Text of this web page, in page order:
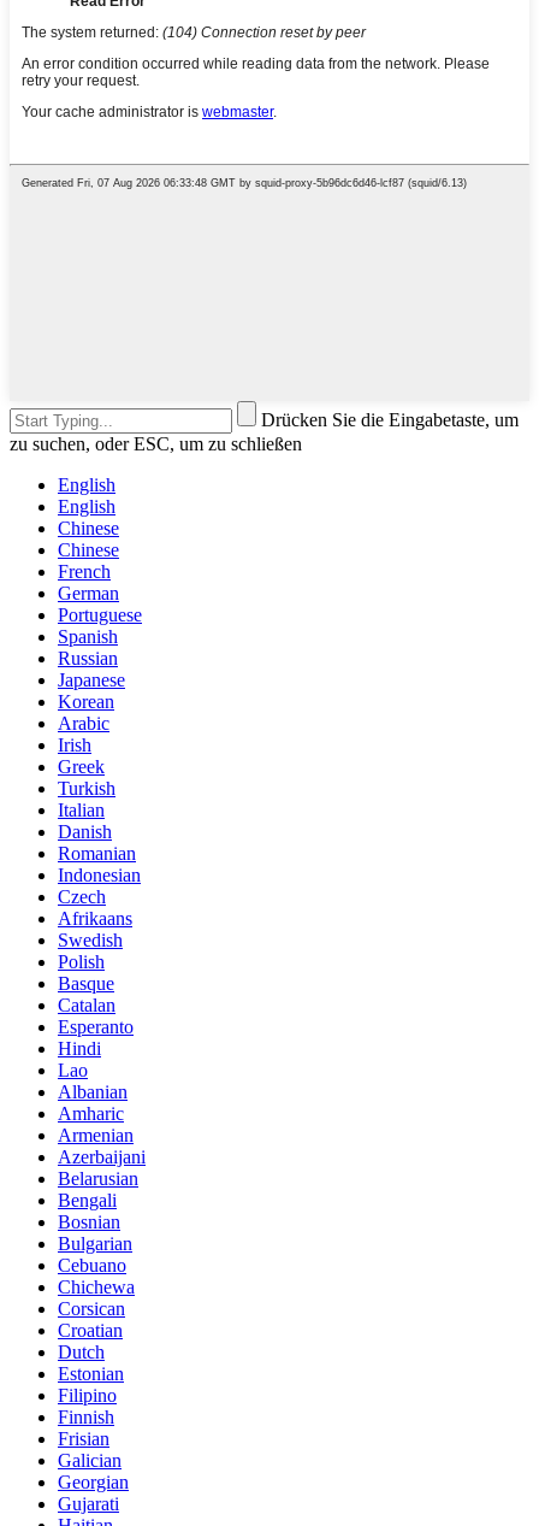
Drücken Sie die Eingabetaste, um
zu suchen, oder ESC, um zu schließen
English
English
Chinese
Chinese
French
German
Portuguese
Spanish
Russian
Japanese
Korean
Arabic
Irish
Greek
Turkish
Italian
Danish
Romanian
Indonesian
Czech
Afrikaans
Swedish
Polish
Basque
Catalan
Esperanto
Hindi
Lao
Albanian
Amharic
Armenian
Azerbaijani
Belarusian
Bengali
Bosnian
Bulgarian
Cebuano
Chichewa
Corsican
Croatian
Dutch
Estonian
Filipino
Finnish
Frisian
Galician
Georgian
Gujarati